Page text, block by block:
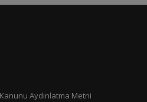
Aydınlatma Metni